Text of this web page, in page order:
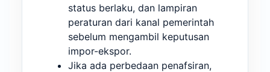
status berlaku, dan lampiran
peraturan dari kanal pemerintah
sebelum mengambil keputusan
impor-ekspor.
Jika ada perbedaan penafsiran,